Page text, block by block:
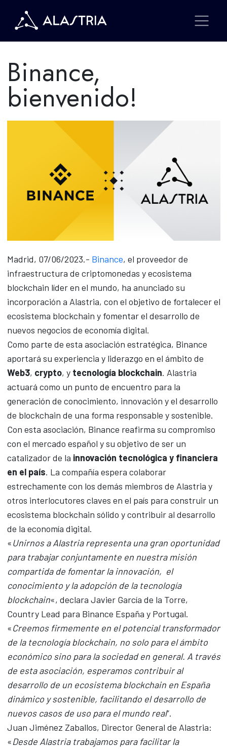
Binance,
bienvenido!
Madrid, 07/06/2023.- Binance, el proveedor de
infraestructura de criptomonedas y ecosistema
blockchain líder en el mundo, ha anunciado su
incorporación a Alastria, con el objetivo de fortalecer el
ecosistema blockchain y fomentar el desarrollo de
nuevos negocios de economía digital.
Como parte de esta asociación estratégica, Binance
aportará su experiencia y liderazgo en el ámbito de
Web3, crypto, y tecnología blockchain. Alastria
actuará como un punto de encuentro para la
generación de conocimiento, innovación y el desarrollo
de blockchain de una forma responsable y sostenible.
Con esta asociación, Binance reafirma su compromiso
con el mercado español y su objetivo de ser un
catalizador de la innovación tecnológica y financiera
en el país. La compañía espera colaborar
estrechamente con los demás miembros de Alastria y
otros interlocutores claves en el país para construir un
ecosistema blockchain sólido y contribuir al desarrollo
de la economía digital.
«Unirnos a Alastria representa una gran oportunidad
para trabajar conjuntamente en nuestra misión
compartida de fomentar la innovación, el
conocimiento y la adopción de la tecnología
blockchain«, declara Javier García de la Torre,
Country Lead para Binance España y Portugal.
«Creemos firmemente en el potencial transformador
de la tecnología blockchain, no solo para el ámbito
económico sino para la sociedad en general. A través
de esta asociación, esperamos contribuir al
desarrollo de un ecosistema blockchain en España
dinámico y sostenible, facilitando el desarrollo de
nuevos casos de uso para el mundo real”.
Juan Jiménez Zaballos, Director General de Alastria:
«Desde Alastria trabajamos para facilitar la